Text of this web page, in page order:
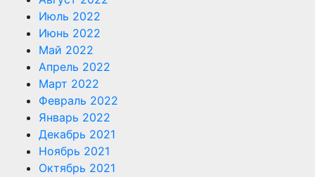
Июль 2022
Июнь 2022
Май 2022
Апрель 2022
Март 2022
Февраль 2022
Январь 2022
Декабрь 2021
Ноябрь 2021
Октябрь 2021